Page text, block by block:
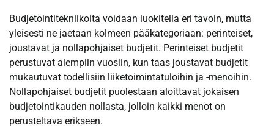
Budjetointitekniikoita voidaan luokitella eri tavoin, mutta
yleisesti ne jaetaan kolmeen pääkategoriaan: perinteiset,
joustavat ja nollapohjaiset budjetit. Perinteiset budjetit
perustuvat aiempiin vuosiin, kun taas joustavat budjetit
mukautuvat todellisiin liiketoimintatuloihin ja -menoihin.
Nollapohjaiset budjetit puolestaan aloittavat jokaisen
budjetointikauden nollasta, jolloin kaikki menot on
perusteltava erikseen.